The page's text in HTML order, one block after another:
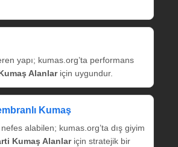
yapı; kumas.org’ta performans
Alanlariçin uygundur.
Kumaş
alabilen; kumas.org’ta dış giyim
Kumaş Alanlariçin stratejik bir